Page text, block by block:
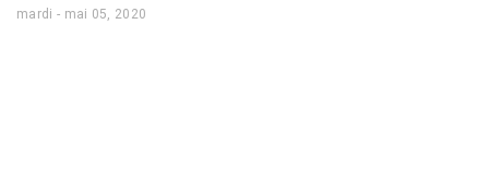
mardi - mai 05, 2020